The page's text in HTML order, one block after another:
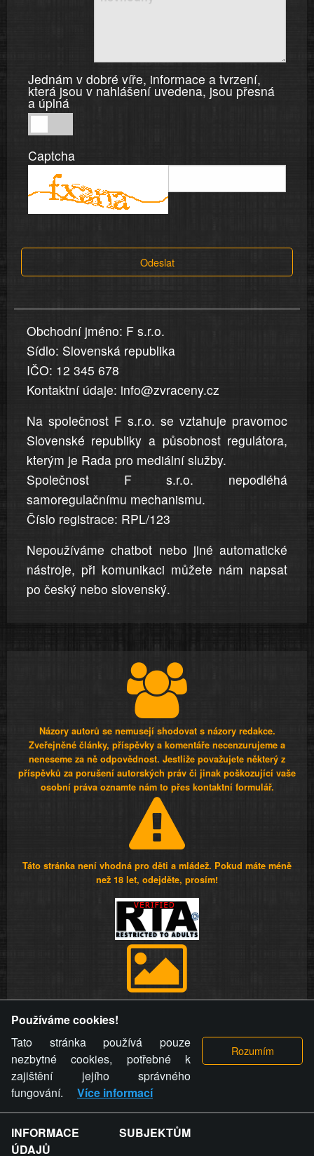
Jednám v dobré víře, informace a tvrzení,
která jsou v nahlášení uvedena, jsou přesná
a úplná
v
dobré
informace
v
uvedena,
jsou
přesná
a
úplná
Captcha
Odeslat
Obchodní jméno: F s.r.o.
Sídlo: Slovenská republika
IČO: 12 345 678
Kontaktní údaje: info@zvraceny.cz
Na společnost F s.r.o. se vztahuje pravomoc
Slovenské republiky a působnost regulátora,
kterým je Rada pro mediální služby.
Společnost F s.r.o. nepodléhá
samoregulačnímu mechanismu.
Číslo registrace: RPL/123
Nepoužíváme chatbot nebo jiné automatické
nástroje, při komunikaci můžete nám napsat
po český nebo slovenský.
Názory autorů se nemusejí shodovat s názory redakce.
Zveřejněné články, příspěvky a komentáře necenzurujeme a
neneseme za ně odpovědnost. Jestliže považujete některý z
příspěvků za porušení autorských práv či jinak poškozující vaše
osobní práva oznamte nám to přes kontaktní formulář.
Táto stránka není vhodná pro děti a mládež. Pokud máte méně
než 18 let, odejděte, prosím!
videa a komentáře. Osoba, které se toto opatření provozovatele
stránky týče, ani osoba, která umístila fotografii nebo video na
stránku, nemůže z důvodu odstranění fotografie, videa nebo
komentáře pro výše uvedenou okolnost uplatnit vůči
provozovateli stránky žádný nárok na náhradu škody nebo
nemajetkové újmy.
ZVRÁCENÝ.CZ - Svět není zvrácenej. To jen
Používáme cookies!
Tato stránka používá pouze
nezbytné cookies, potřebné k
zajištění jejího správného
fungování.
Více informací
INFORMACE SUBJEKTŮM
ÚDAJŮ